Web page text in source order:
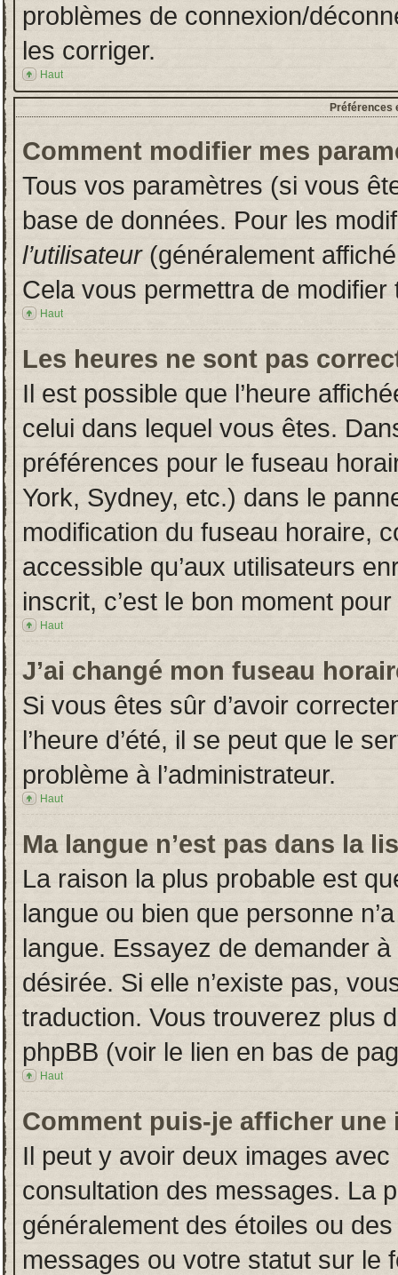
problèmes de connexion/
les corriger.
Haut
Préférences
Comment modifier mes
Tous vos paramètres (si vous
base de données. Pour les
l’utilisateur(généralement
Cela vous permettra de
Haut
Les heures ne sont pas
Il est possible que l’heure
celui dans lequel vous êtes.
préférences pour le fuseau
York, Sydney, etc.) dans le
modification du fuseau horaire,
accessible qu’aux utilisateurs
inscrit, c’est le bon moment
Haut
J’ai changé mon fuseau
Si vous êtes sûr d’avoir
l’heure d’été, il se peut que le
problème à l’administrateur.
Haut
Ma langue n’est pas dans la
La raison la plus probable est
langue ou bien que personne
langue. Essayez de demander à
désirée. Si elle n’existe pas,
traduction. Vous trouverez plus
phpBB (voir le lien en bas de
Haut
Comment puis-je afficher une
Il peut y avoir deux images
consultation des messages. La
généralement des étoiles ou
messages ou votre statut sur le